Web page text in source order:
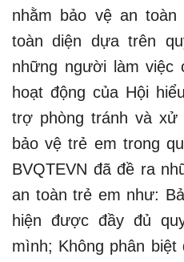
nhằm bảo vệ an
toàn diện dựa trên
những người làm việc
hoạt động của Hội
trợ phòng tránh và
bảo vệ trẻ em trong
BVQTEVN đã đề ra
an toàn trẻ em như:
hiện được đầy đủ
mình; Không phân